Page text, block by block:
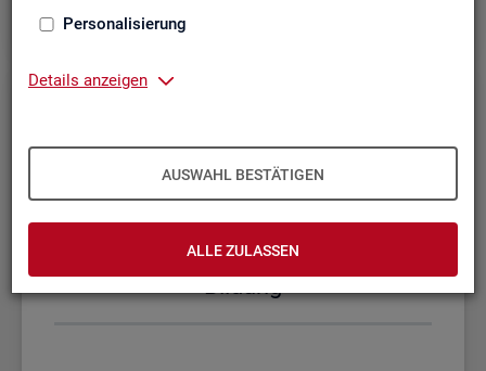
Personalisierung
Details anzeigen
AUSWAHL BESTÄTIGEN
ALLE ZULASSEN
Bil­dung